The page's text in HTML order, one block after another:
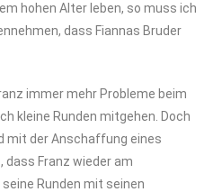
hohen Alter leben, so muss ich
dass Fiannas Bruder
immer mehr Probleme beim
kleine Runden mitgehen. Doch
mit der Anschaffung eines
dass Franz wieder am
Runden mit seinen